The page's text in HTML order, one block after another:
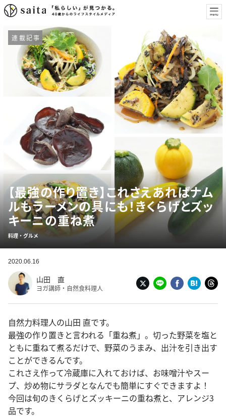
連載記事
【最強の作り置き】これさえあればナム
ルもラーメンの具にも！きくらげとズッ
キーニの重ね煮
料理・グルメ
2020.06.16
山田 直
ヨガ講師・自然食料理人
自然力料理人の山田 直です。
最強の作り置きと言われる「重ね煮」。切った野菜を塩と
ともに重ねて煮るだけで、野菜のうまみ、出汁を引き出す
ことができるんです。
これさえ作って冷蔵庫に入れておけば、お味噌汁やスー
プ、炒め物にサラダとなんでも簡単にすぐできますよ！
今回は旬のきくらげとズッキーニの重ね煮と、アレンジ3
品です。